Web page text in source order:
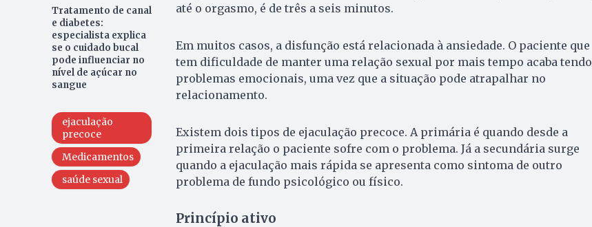
Tratamento de canal
e diabetes:
especialista explica
se o cuidado bucal
pode influenciar no
nível de açúcar no
sangue
ejaculação
precoce
Medicamentos
saúde sexual
até o orgasmo, é de três a seis minutos.
Em muitos casos, a disfunção está relacionada à ansiedade. O paciente que
tem dificuldade de manter uma relação sexual por mais tempo acaba tendo
problemas emocionais, uma vez que a situação pode atrapalhar no
relacionamento.
Existem dois tipos de ejaculação precoce. A primária é quando desde a
primeira relação o paciente sofre com o problema. Já a secundária surge
quando a ejaculação mais rápida se apresenta como sintoma de outro
problema de fundo psicológico ou físico.
Princípio ativo